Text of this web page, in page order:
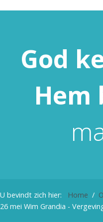
God
Hem
U bevindt zich hier: Home
26 mei Wim Grandia -